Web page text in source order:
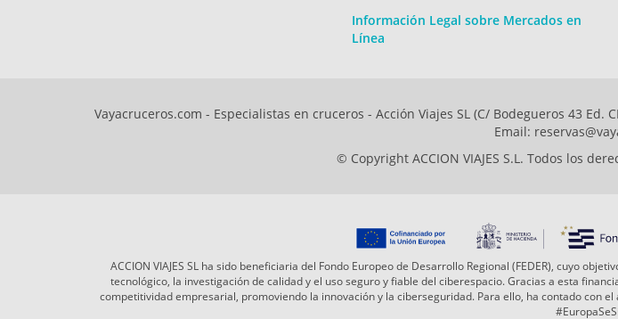
Información Legal sobre Mercados en
Línea
Vayacruceros.com - Especialistas en cruceros - Acción Viajes SL (C/ Bodegueros 43 Ed.
Email:
© Copyright ACCION VIAJES S.L. Todos los
ACCION VIAJES SL ha sido beneficiaria del Fondo Europeo de Desarrollo Regional (FEDER), cuyo
tecnológico, la investigación de calidad y el uso seguro y fiable del ciberespacio. Gracias a esta
competitividad empresarial, promoviendo la innovación y la ciberseguridad. Para ello, ha contado con